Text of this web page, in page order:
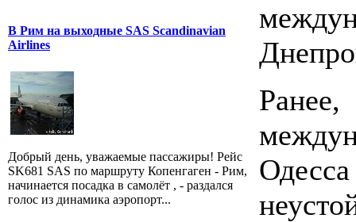
В Рим на выходные SAS Scandinavian
Airlines
Добрый день, уважаемые пассажиры! Рейс
SK681 SAS по маршруту Копенгаген - Рим,
начинается посадка в самолёт , - раздался
голос из динамика аэропорт...